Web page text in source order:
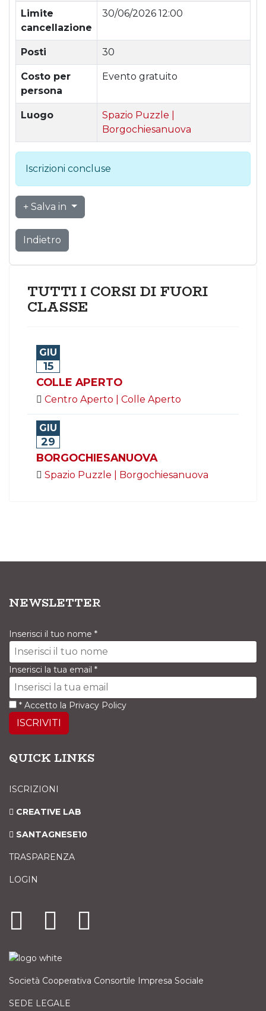
Limite
cancellazione
30/06/2026 12:00
Posti 30
Costo per
persona
Evento gratuito
Luogo
Spazio Puzzle |
Borgochiesanuova
Iscrizioni concluse
Salva in
Indietro
TUTTI I CORSI DI FUORI
CLASSE
GIU
15
COLLE APERTO
Centro Aperto | Colle Aperto
GIU
29
BORGOCHIESANUOVA
Spazio Puzzle | Borgochiesanuova
NEWSLETTER
Inserisci il tuo nome *
Inserisci la tua email *
* Accetto la Privacy Policy
ISCRIVITI
QUICK LINKS
ISCRIZIONI
CREATIVE LAB
SANTAGNESE10
TRASPARENZA
LOGIN
Società Cooperativa Consortile Impresa Sociale
SEDE LEGALE